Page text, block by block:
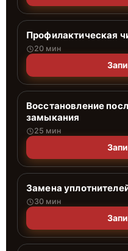
Профилактическая
20 мин
Восстановление
замыкания
25 мин
Замена
30 мин